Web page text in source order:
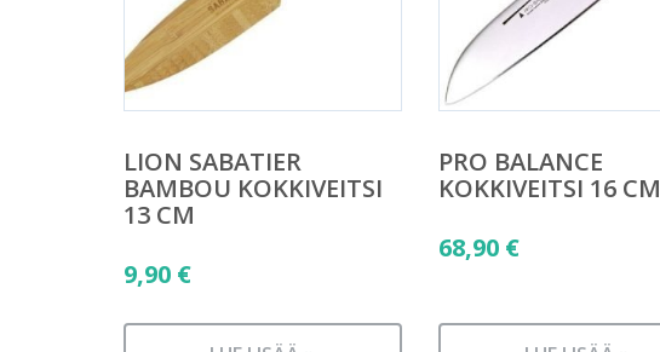
LION SABATIER
BAMBOU KOKKIVEITSI
13 CM
9,90 €
PRO BALANCE
KOKKIVEITSI 16 CM
68,90 €